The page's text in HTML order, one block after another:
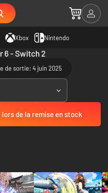
Xbox Nintendo
6 - Switch 2
de sortie: 4 juin 2025
de la remise en stock